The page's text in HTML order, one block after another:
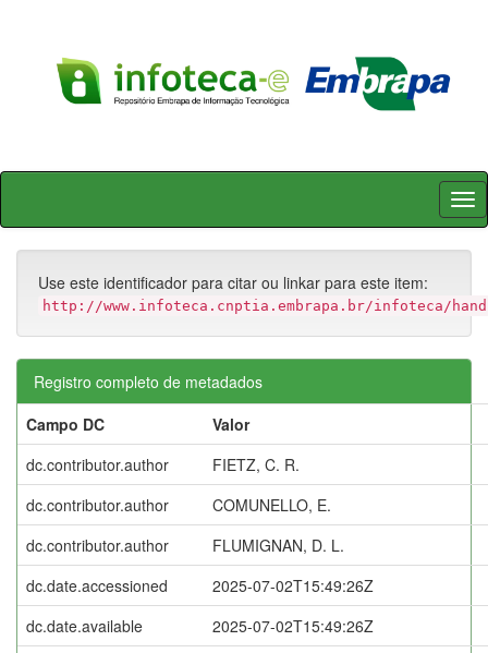
Skip
Use este identificador para citar ou linkar para este item:
http://www.infoteca.cnptia.embrapa.br/infoteca/
Registro completo de metadados
Campo DC
Valor
dc.contributor.author
FIETZ, C. R.
dc.contributor.author
COMUNELLO, E.
dc.contributor.author
FLUMIGNAN, D. L.
dc.date.accessioned
2025-07-02T15:49:26Z
dc.date.available
2025-07-02T15:49:26Z